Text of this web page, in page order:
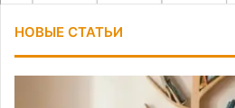
НОВЫЕ СТАТЬИ